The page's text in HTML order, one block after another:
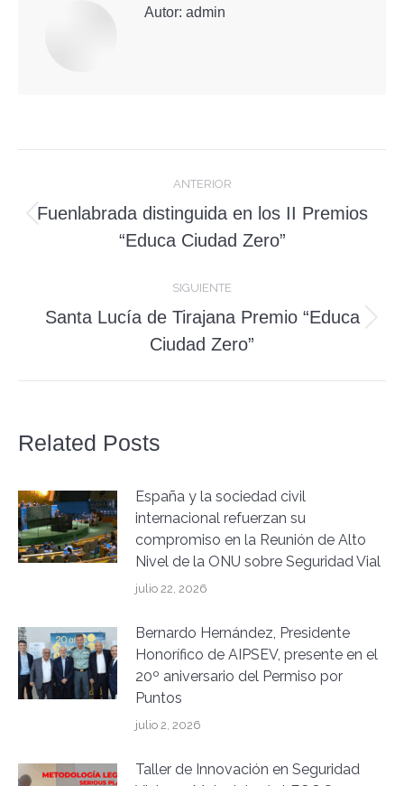
Autor: admin
entre
publicaciones
ANTERIOR
Publicación
anterior:
Fuenlabrada distinguida en los II Premios
“Educa Ciudad Zero”
SIGUIENTE
Publicación
siguiente:
Santa Lucía de Tirajana Premio “Educa
Ciudad Zero”
Related Posts
España y la sociedad civil
internacional refuerzan su
compromiso en la Reunión de Alto
Nivel de la ONU sobre Seguridad Vial
julio 22, 2026
Bernardo Hernández, Presidente
Honorífico de AIPSEV, presente en el
20º aniversario del Permiso por
Puntos
julio 2, 2026
Taller de Innovación en Seguridad